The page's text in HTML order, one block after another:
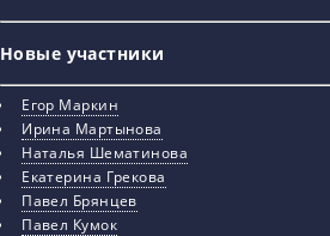
Новые участники
Егор Маркин
Ирина Мартынова
Наталья Шематинова
Екатерина Грекова
Павел Брянцев
Павел Кумок